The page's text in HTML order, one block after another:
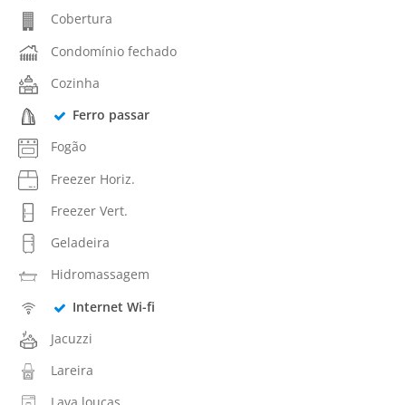
Cobertura
Condomínio fechado
Cozinha
Ferro passar
Fogão
Freezer Horiz.
Freezer Vert.
Geladeira
Hidromassagem
Internet Wi-fi
Jacuzzi
Lareira